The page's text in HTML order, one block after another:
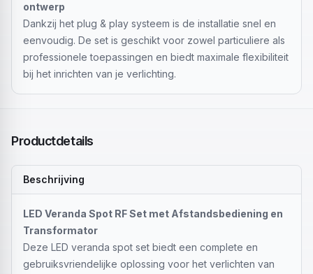
ontwerp
Dankzij het plug & play systeem is de installatie snel en
eenvoudig. De set is geschikt voor zowel particuliere als
professionele toepassingen en biedt maximale flexibiliteit
bij het inrichten van je verlichting.
Productdetails
Beschrijving
LED Veranda Spot RF Set met Afstandsbediening en
Transformator
Deze LED veranda spot set biedt een complete en
gebruiksvriendelijke oplossing voor het verlichten van